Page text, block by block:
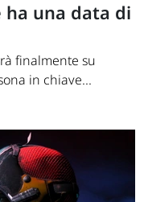
ha una data di
finalmente su
in chiave...